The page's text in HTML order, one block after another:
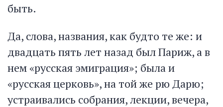
быть.
Да, слова, названия, как будто те же: и
двадцать пять лет назад был Париж, а в
нем «русская эмиграция»; была и
«русская церковь», на той же рю Дарю;
устраивались собрания, лекции, вечера,